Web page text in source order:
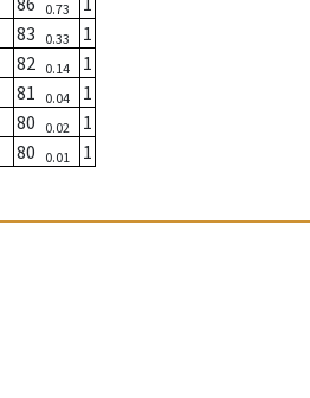
0.73
83 0.33
1
82 0.14
1
81 0.04
1
80 0.02
1
80 0.01
1